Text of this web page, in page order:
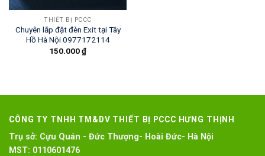
THIẾT BỊ PCCC
Chuyên lắp đặt đèn Exit tại Tây
Hồ Hà Nội 0977172114
150.000₫
CÔNG TY TNHH TM&DV THIẾT BỊ PCCC HƯNG THỊNH
Trụ sở: Cựu Quán - Đức Thượng- Hoài Đức- Hà Nội
MST: 0110601476